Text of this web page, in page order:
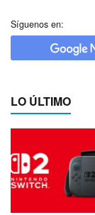
Síguenos en:
LO ÚLTIMO